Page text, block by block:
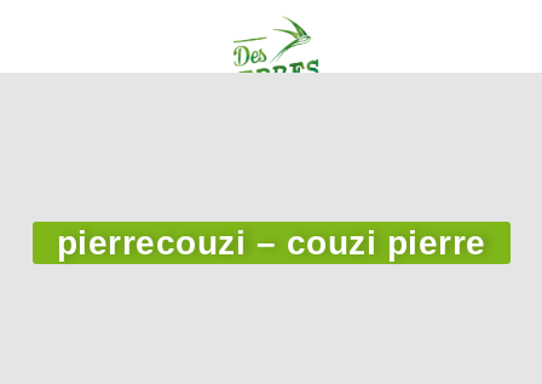
pierrecouzi – couzi pierre